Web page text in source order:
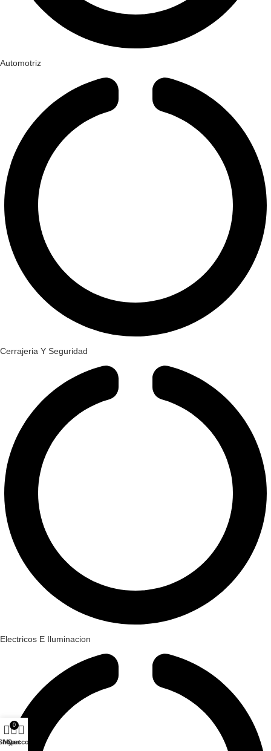
Automotriz
Cerrajeria Y Seguridad
Electricos E Iluminacion
0
Cart
My account